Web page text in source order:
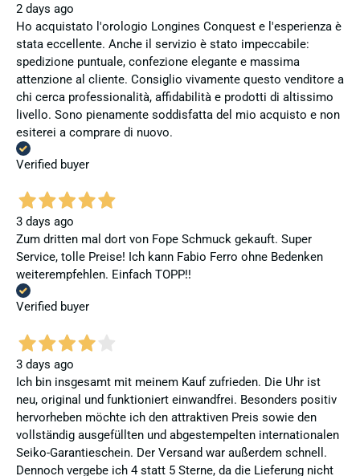
2 days ago
Ho acquistato l'orologio Longines Conquest e l'esperienza è
stata eccellente. Anche il servizio è stato impeccabile:
spedizione puntuale, confezione elegante e massima
attenzione al cliente. Consiglio vivamente questo venditore a
chi cerca professionalità, affidabilità e prodotti di altissimo
livello. Sono pienamente soddisfatta del mio acquisto e non
esiterei a comprare di nuovo.
Verified buyer
3 days ago
Zum dritten mal dort von Fope Schmuck gekauft. Super
Service, tolle Preise! Ich kann Fabio Ferro ohne Bedenken
weiterempfehlen. Einfach TOPP!!
Verified buyer
3 days ago
Ich bin insgesamt mit meinem Kauf zufrieden. Die Uhr ist
neu, original und funktioniert einwandfrei. Besonders positiv
hervorheben möchte ich den attraktiven Preis sowie den
vollständig ausgefüllten und abgestempelten internationalen
Seiko-Garantieschein. Der Versand war außerdem schnell.
Dennoch vergebe ich 4 statt 5 Sterne, da die Lieferung nicht